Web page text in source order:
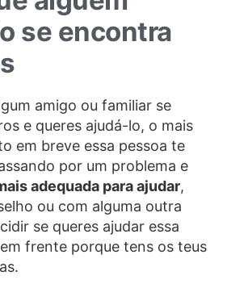
se encontra
amigo ou familiar se
e queres ajudá-lo, o mais
em breve essa pessoa te
por um problema e
adequada para ajudar,
ou com alguma outra
se queres ajudar essa
frente porque tens os teus